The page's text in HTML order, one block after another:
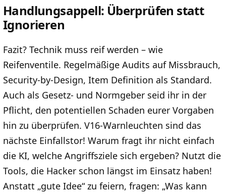
Handlungsappell: Überprüfen statt
Ignorieren
Fazit? Technik muss reif werden – wie
Reifenventile. Regelmäßige Audits auf Missbrauch,
Security-by-Design, Item Definition als Standard.
Auch als Gesetz- und Normgeber seid ihr in der
Pflicht, den potentiellen Schaden eurer Vorgaben
hin zu überprüfen. V16-Warnleuchten sind das
nächste Einfallstor! Warum fragt ihr nicht einfach
die KI, welche Angriffsziele sich ergeben? Nutzt die
Tools, die Hacker schon längst im Einsatz haben!
Anstatt „gute Idee“ zu feiern, fragen: „Was kann